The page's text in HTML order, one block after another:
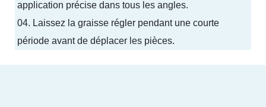
application précise dans tous les angles.
04. Laissez la graisse régler pendant une courte
période avant de déplacer les pièces.